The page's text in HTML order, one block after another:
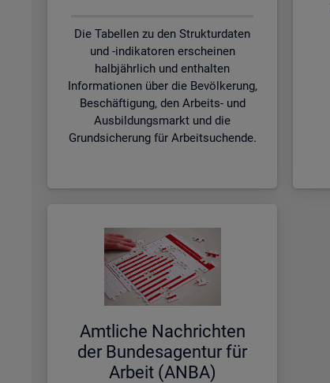
Die Tabellen zu den Strukturdaten
und -indikatoren erscheinen
halbjährlich und enthalten
Informationen über die Bevölkerung,
Beschäftigung, den Arbeits- und
Ausbildungsmarkt und die
Grundsicherung für Arbeitsuchende.
Amt­li­che Nach­rich­ten
der Bun­des­agen­tur für
Ar­beit (ANBA)